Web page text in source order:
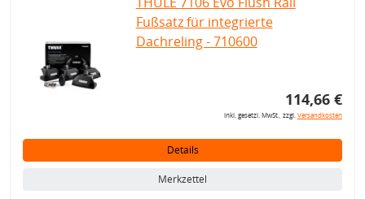
Fußsatz für integrierte
Dachreling - 710600
114,66 €
inkl. gesetzl. MwSt., zzgl.Versandkosten
Details
Merkzettel